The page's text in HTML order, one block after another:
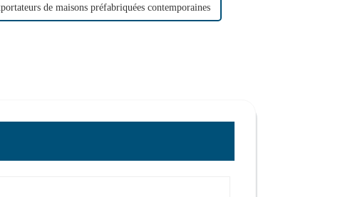
de maisons préfabriquées contemporaines